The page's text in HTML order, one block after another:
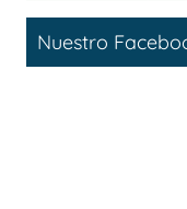
Nuestro